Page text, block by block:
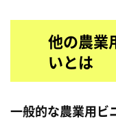
他の農業
いとは
一般的な農業用ビ